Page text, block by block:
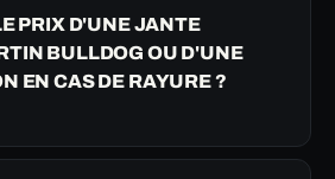
PRIX D'UNE JANTE
BULLDOG OU D'UNE
EN CAS DE RAYURE ?